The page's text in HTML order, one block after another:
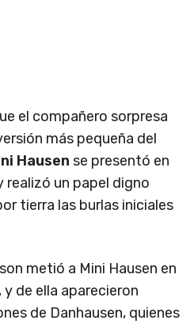
el compañero sorpresa
más pequeña del
Hausen se presentó en
realizó un papel digno
tierra las burlas iniciales
metió a Mini Hausen en
, y de ella aparecieron
de Danhausen, quienes